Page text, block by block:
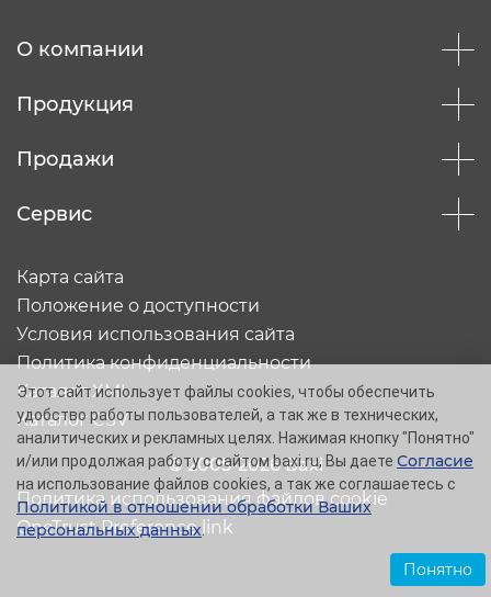
О компании
Продукция
Продажи
Сервис
© 2005-2026 Baxi
Карта сайта
Положение о доступности
Условия использования сайта
Политика конфиденциальности
Каталог XML
Каталог CSV
Политика использования файлов cookie
OneTrust Preference link
Этот сайт использует файлы cookies, чтобы обеспечить
удобство работы пользователей, а так же в технических,
аналитических и рекламных целях. Нажимая кнопку "Понятно"
и/или продолжая работу с сайтом baxi.ru, Вы даете Согласие
на использование файлов cookies, а так же соглашаетесь с
Политикой в отношении обработки Ваших
персональных данных.
Понятно